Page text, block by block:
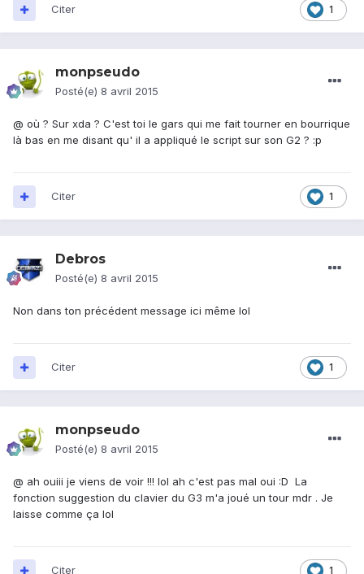
1
Citer
monpseudo
Posté(e) 8 avril 2015
@ où ? Sur xda ? C'est toi le gars qui me fait tourner en bourrique
là bas en me disant qu' il a appliqué le script sur son G2 ? :p
1
Citer
Debros
Posté(e) 8 avril 2015
Non dans ton précédent message ici même lol
1
Citer
monpseudo
Posté(e) 8 avril 2015
@ ah ouiii je viens de voir !!! lol ah c'est pas mal oui :D La
fonction suggestion du clavier du G3 m'a joué un tour mdr . Je
laisse comme ça lol
1
Citer